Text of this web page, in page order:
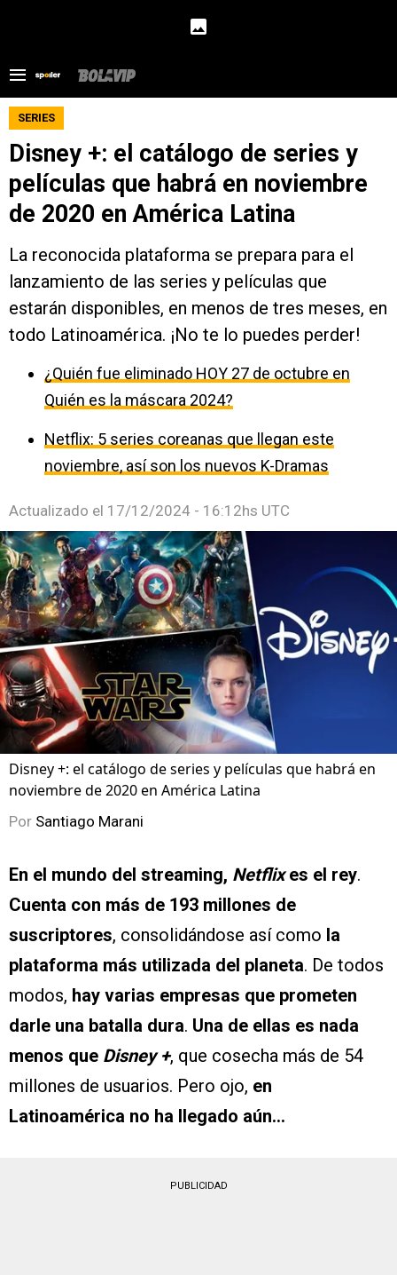
SERIES
Disney +: el catálogo de series y
películas que habrá en noviembre
de 2020 en América Latina
La reconocida plataforma se prepara para el
lanzamiento de las series y películas que
estarán disponibles, en menos de tres meses, en
todo Latinoamérica. ¡No te lo puedes perder!
¿Quién fue eliminado HOY 27 de octubre en
Quién es la máscara 2024?
Netflix: 5 series coreanas que llegan este
noviembre, así son los nuevos K-Dramas
Actualizado el 17/12/2024 - 16:12hs UTC
Disney +: el catálogo de series y películas que habrá en
noviembre de 2020 en América Latina
Por Santiago Marani
En el mundo del streaming, Netflixes el rey.
Cuenta con más de 193 millones de
suscriptores, consolidándose así como la
plataforma más utilizada del planeta. De todos
modos, hay varias empresas que prometen
darle una batalla dura. Una de ellas es nada
menos que Disney +, que cosecha más de 54
millones de usuarios. Pero ojo, en
Latinoamérica no ha llegado aún…
PUBLICIDAD